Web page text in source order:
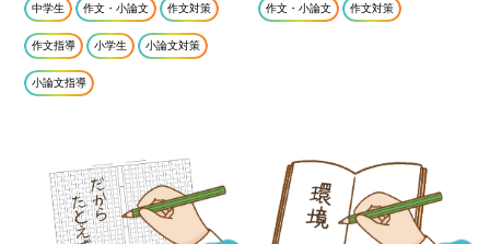
中学生 作文・小論文 作文対策
作文指導 小学生 小論文対策
小論文指導
作文・小論文 作文対策